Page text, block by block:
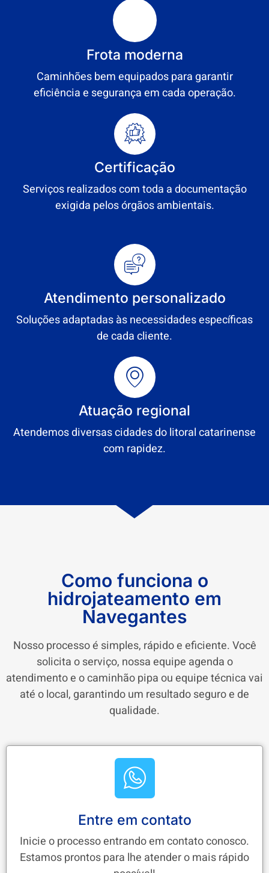
Frota moderna
Caminhões bem equipados para garantir
eficiência e segurança em cada operação.
Certificação
Serviços realizados com toda a documentação
exigida pelos órgãos ambientais.
Atendimento personalizado
Soluções adaptadas às necessidades específicas
de cada cliente.
Atuação regional
Atendemos diversas cidades do litoral catarinense
com rapidez.
Como funciona o
hidrojateamento em
Navegantes
Nosso processo é simples, rápido e eficiente. Você
solicita o serviço, nossa equipe agenda o
atendimento e o caminhão pipa ou equipe técnica vai
até o local, garantindo um resultado seguro e de
qualidade.
Entre em contato
Inicie o processo entrando em contato conosco.
Estamos prontos para lhe atender o mais rápido